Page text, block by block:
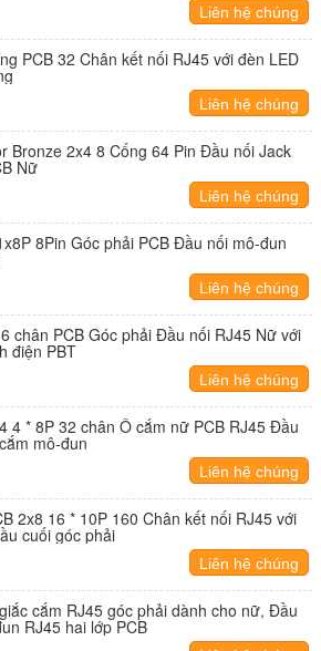
Liên hệ chúng
tôi
PCB 32 Chân kết nối RJ45 với đèn LED
Liên hệ chúng
tôi
Bronze 2x4 8 Cổng 64 Pin Đầu nối Jack
Nữ
Liên hệ chúng
tôi
8Pin Góc phải PCB Đầu nối mô-đun
Liên hệ chúng
tôi
chân PCB Góc phải Đầu nối RJ45 Nữ với
điện PBT
Liên hệ chúng
tôi
4 * 8P 32 chân Ổ cắm nữ PCB RJ45 Đầu
mô-đun
Liên hệ chúng
tôi
2x8 16 * 10P 160 Chân kết nối RJ45 với
cuối góc phải
Liên hệ chúng
tôi
cắm RJ45 góc phải dành cho nữ, Đầu
RJ45 hai lớp PCB